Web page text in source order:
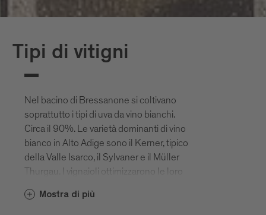
Tipi di vitigni
Nel bacino di Bressanone si coltivano
soprattutto i tipi di uva da vino bianchi.
Circa il 90%. Le varietà dominanti di vino
bianco in Alto Adige sono il Kerner, tipico
della Valle Isarco, il Sylvaner e il Müller
Thurgau. I vignaioli ottimizzarono le loro
quasi esclusivamente in purezza. E se
Mostra di più